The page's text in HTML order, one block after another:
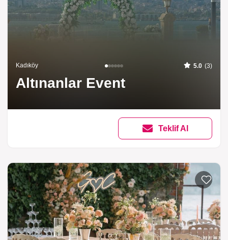
Kadıköy 5.0 (3)
Altınanlar Event
Teklif Al
Listeme